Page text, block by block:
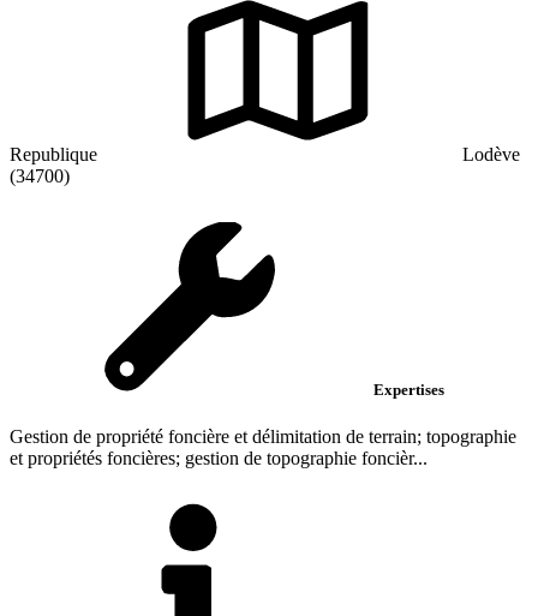
Republique
Lodève
(34700)
Expertises
Gestion de propriété foncière et délimitation de terrain; topographie
et propriétés foncières; gestion de topographie foncièr...